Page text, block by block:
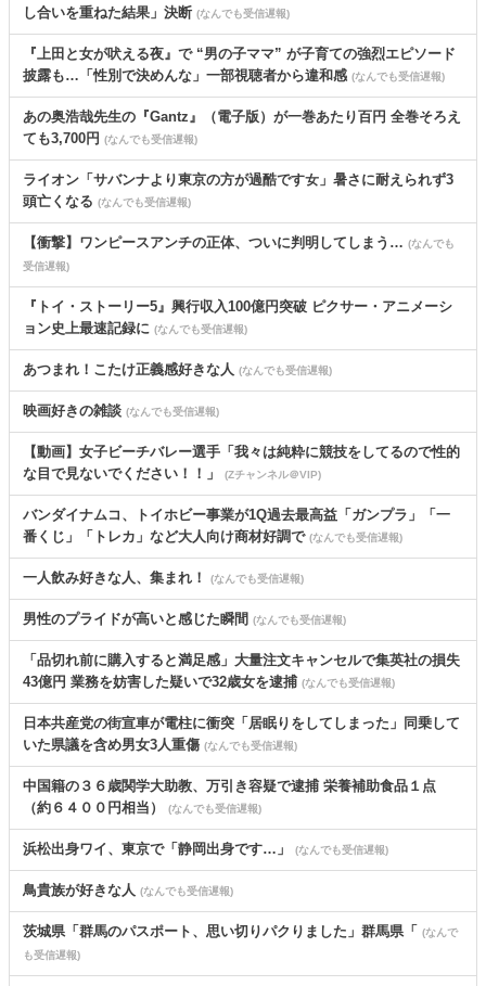
し合いを重ねた結果」決断 (なんでも受信遅報)
『上田と女が吠える夜』で “男の子ママ” が子育ての強烈エピソード
披露も…「性別で決めんな」一部視聴者から違和感 (なんでも受信遅報)
あの奥浩哉先生の『Gantz』（電子版）が一巻あたり百円 全巻そろえ
ても3,700円 (なんでも受信遅報)
ライオン「サバンナより東京の方が過酷です女」暑さに耐えられず3
頭亡くなる (なんでも受信遅報)
【衝撃】ワンピースアンチの正体、ついに判明してしまう… (なんでも
受信遅報)
『トイ・ストーリー5』興行収入100億円突破 ピクサー・アニメーシ
ョン史上最速記録に (なんでも受信遅報)
あつまれ！こたけ正義感好きな人 (なんでも受信遅報)
映画好きの雑談 (なんでも受信遅報)
【動画】女子ビーチバレー選手「我々は純粋に競技をしてるので性的
な目で見ないでください！！」
(Zチャンネル＠VIP)
バンダイナムコ、トイホビー事業が1Q過去最高益「ガンプラ」「一
番くじ」「トレカ」など大人向け商材好調で (なんでも受信遅報)
一人飲み好きな人、集まれ！ (なんでも受信遅報)
男性のプライドが高いと感じた瞬間 (なんでも受信遅報)
「品切れ前に購入すると満足感」大量注文キャンセルで集英社の損失
43億円 業務を妨害した疑いで32歳女を逮捕 (なんでも受信遅報)
日本共産党の街宣車が電柱に衝突「居眠りをしてしまった」同乗して
いた県議を含め男女3人重傷 (なんでも受信遅報)
中国籍の３６歳関学大助教、万引き容疑で逮捕 栄養補助食品１点
（約６４００円相当）
(なんでも受信遅報)
浜松出身ワイ、東京で「静岡出身です…」 (なんでも受信遅報)
鳥貴族が好きな人 (なんでも受信遅報)
茨城県「群馬のパスポート、思い切りパクりました」群馬県「
(なんで
も受信遅報)